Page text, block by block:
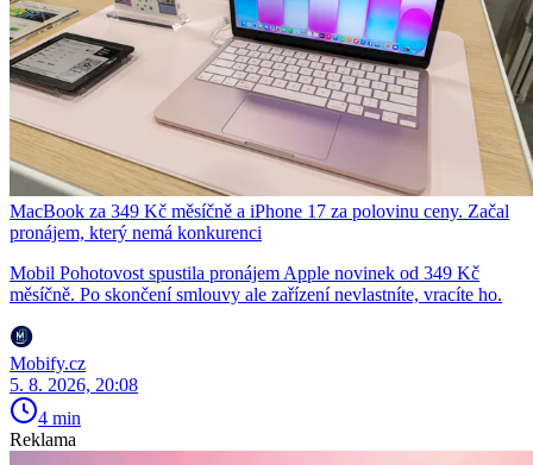
MacBook za 349 Kč měsíčně a iPhone 17 za polovinu ceny. Začal
pronájem, který nemá konkurenci
Mobil Pohotovost spustila pronájem Apple novinek od 349 Kč
měsíčně. Po skončení smlouvy ale zařízení nevlastníte, vracíte ho.
Mobify.cz
5. 8. 2026, 20:08
4 min
Reklama